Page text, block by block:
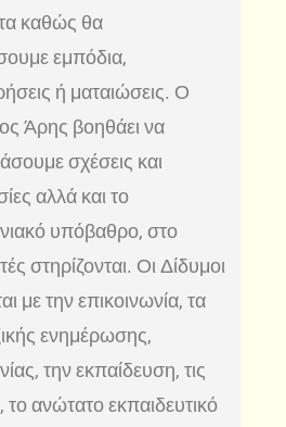
καθώς θα
εμπόδια,
ή ματαιώσεις. Ο
Άρης βοηθάει να
σχέσεις και
αλλά και το
υπόβαθρο, στο
στηρίζονται. Οι Δίδυμοι
με την επικοινωνία, τα
ενημέρωσης,
την εκπαίδευση, τις
ανώτατο εκπαιδευτικό